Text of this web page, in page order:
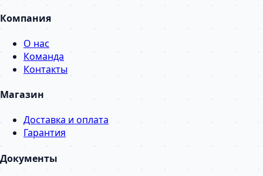
Компания
О нас
Команда
Контакты
Магазин
Доставка и оплата
Гарантия
Документы